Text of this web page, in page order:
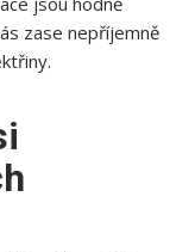
zase nepříjemně